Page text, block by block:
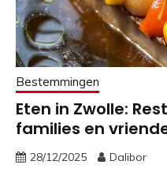
Bestemmingen
Eten in Zwolle:
families en
28/12/2025 Dalibor